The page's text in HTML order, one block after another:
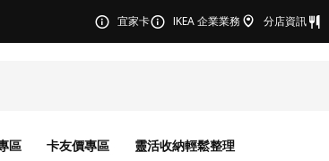
宜家卡 IKEA 企業業務 分店資訊
區 卡友價專區 靈活收納輕鬆整理